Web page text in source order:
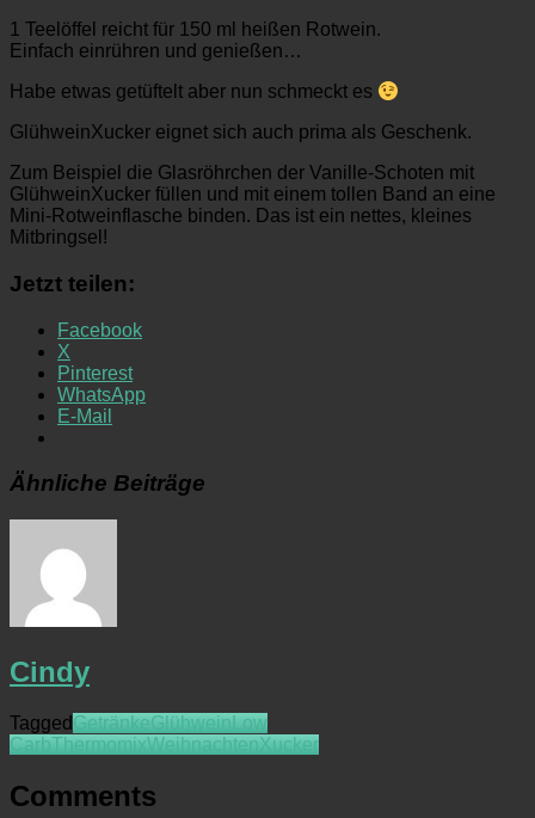
1 Teelöffel reicht für 150 ml heißen Rotwein.
Einfach einrühren und genießen…
Habe etwas getüftelt aber nun schmeckt es
GlühweinXucker eignet sich auch prima als Geschenk.
Zum Beispiel die Glasröhrchen der Vanille-Schoten mit
GlühweinXucker füllen und mit einem tollen Band an eine
Mini-Rotweinflasche binden. Das ist ein nettes, kleines
Mitbringsel!
Jetzt teilen:
Facebook
X
Pinterest
WhatsApp
E-Mail
Ähnliche Beiträge
Cindy
TaggedGetränkeGlühweinLow
CarbThermomixWeihnachtenXucker
Comments